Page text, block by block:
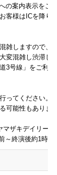
の案内表示をご
客様はICを降り
雑しますので、
変混雑し渋滞
3号線」をご利
ってください。
可能性もあり
マザキデイリー
～終演後約1時間